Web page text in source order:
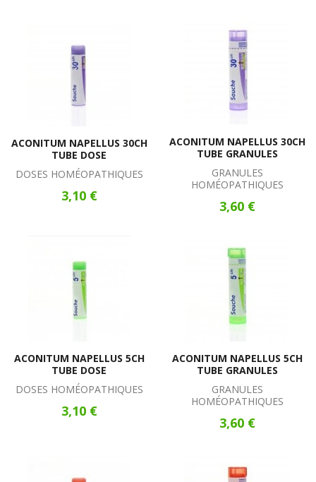
ACONITUM NAPELLUS 30CH
TUBE DOSE
DOSES HOMÉOPATHIQUES
3,10 €
ACONITUM NAPELLUS 30CH
TUBE GRANULES
GRANULES
HOMÉOPATHIQUES
3,60 €
ACONITUM NAPELLUS 5CH
TUBE DOSE
DOSES HOMÉOPATHIQUES
3,10 €
ACONITUM NAPELLUS 5CH
TUBE GRANULES
GRANULES
HOMÉOPATHIQUES
3,60 €